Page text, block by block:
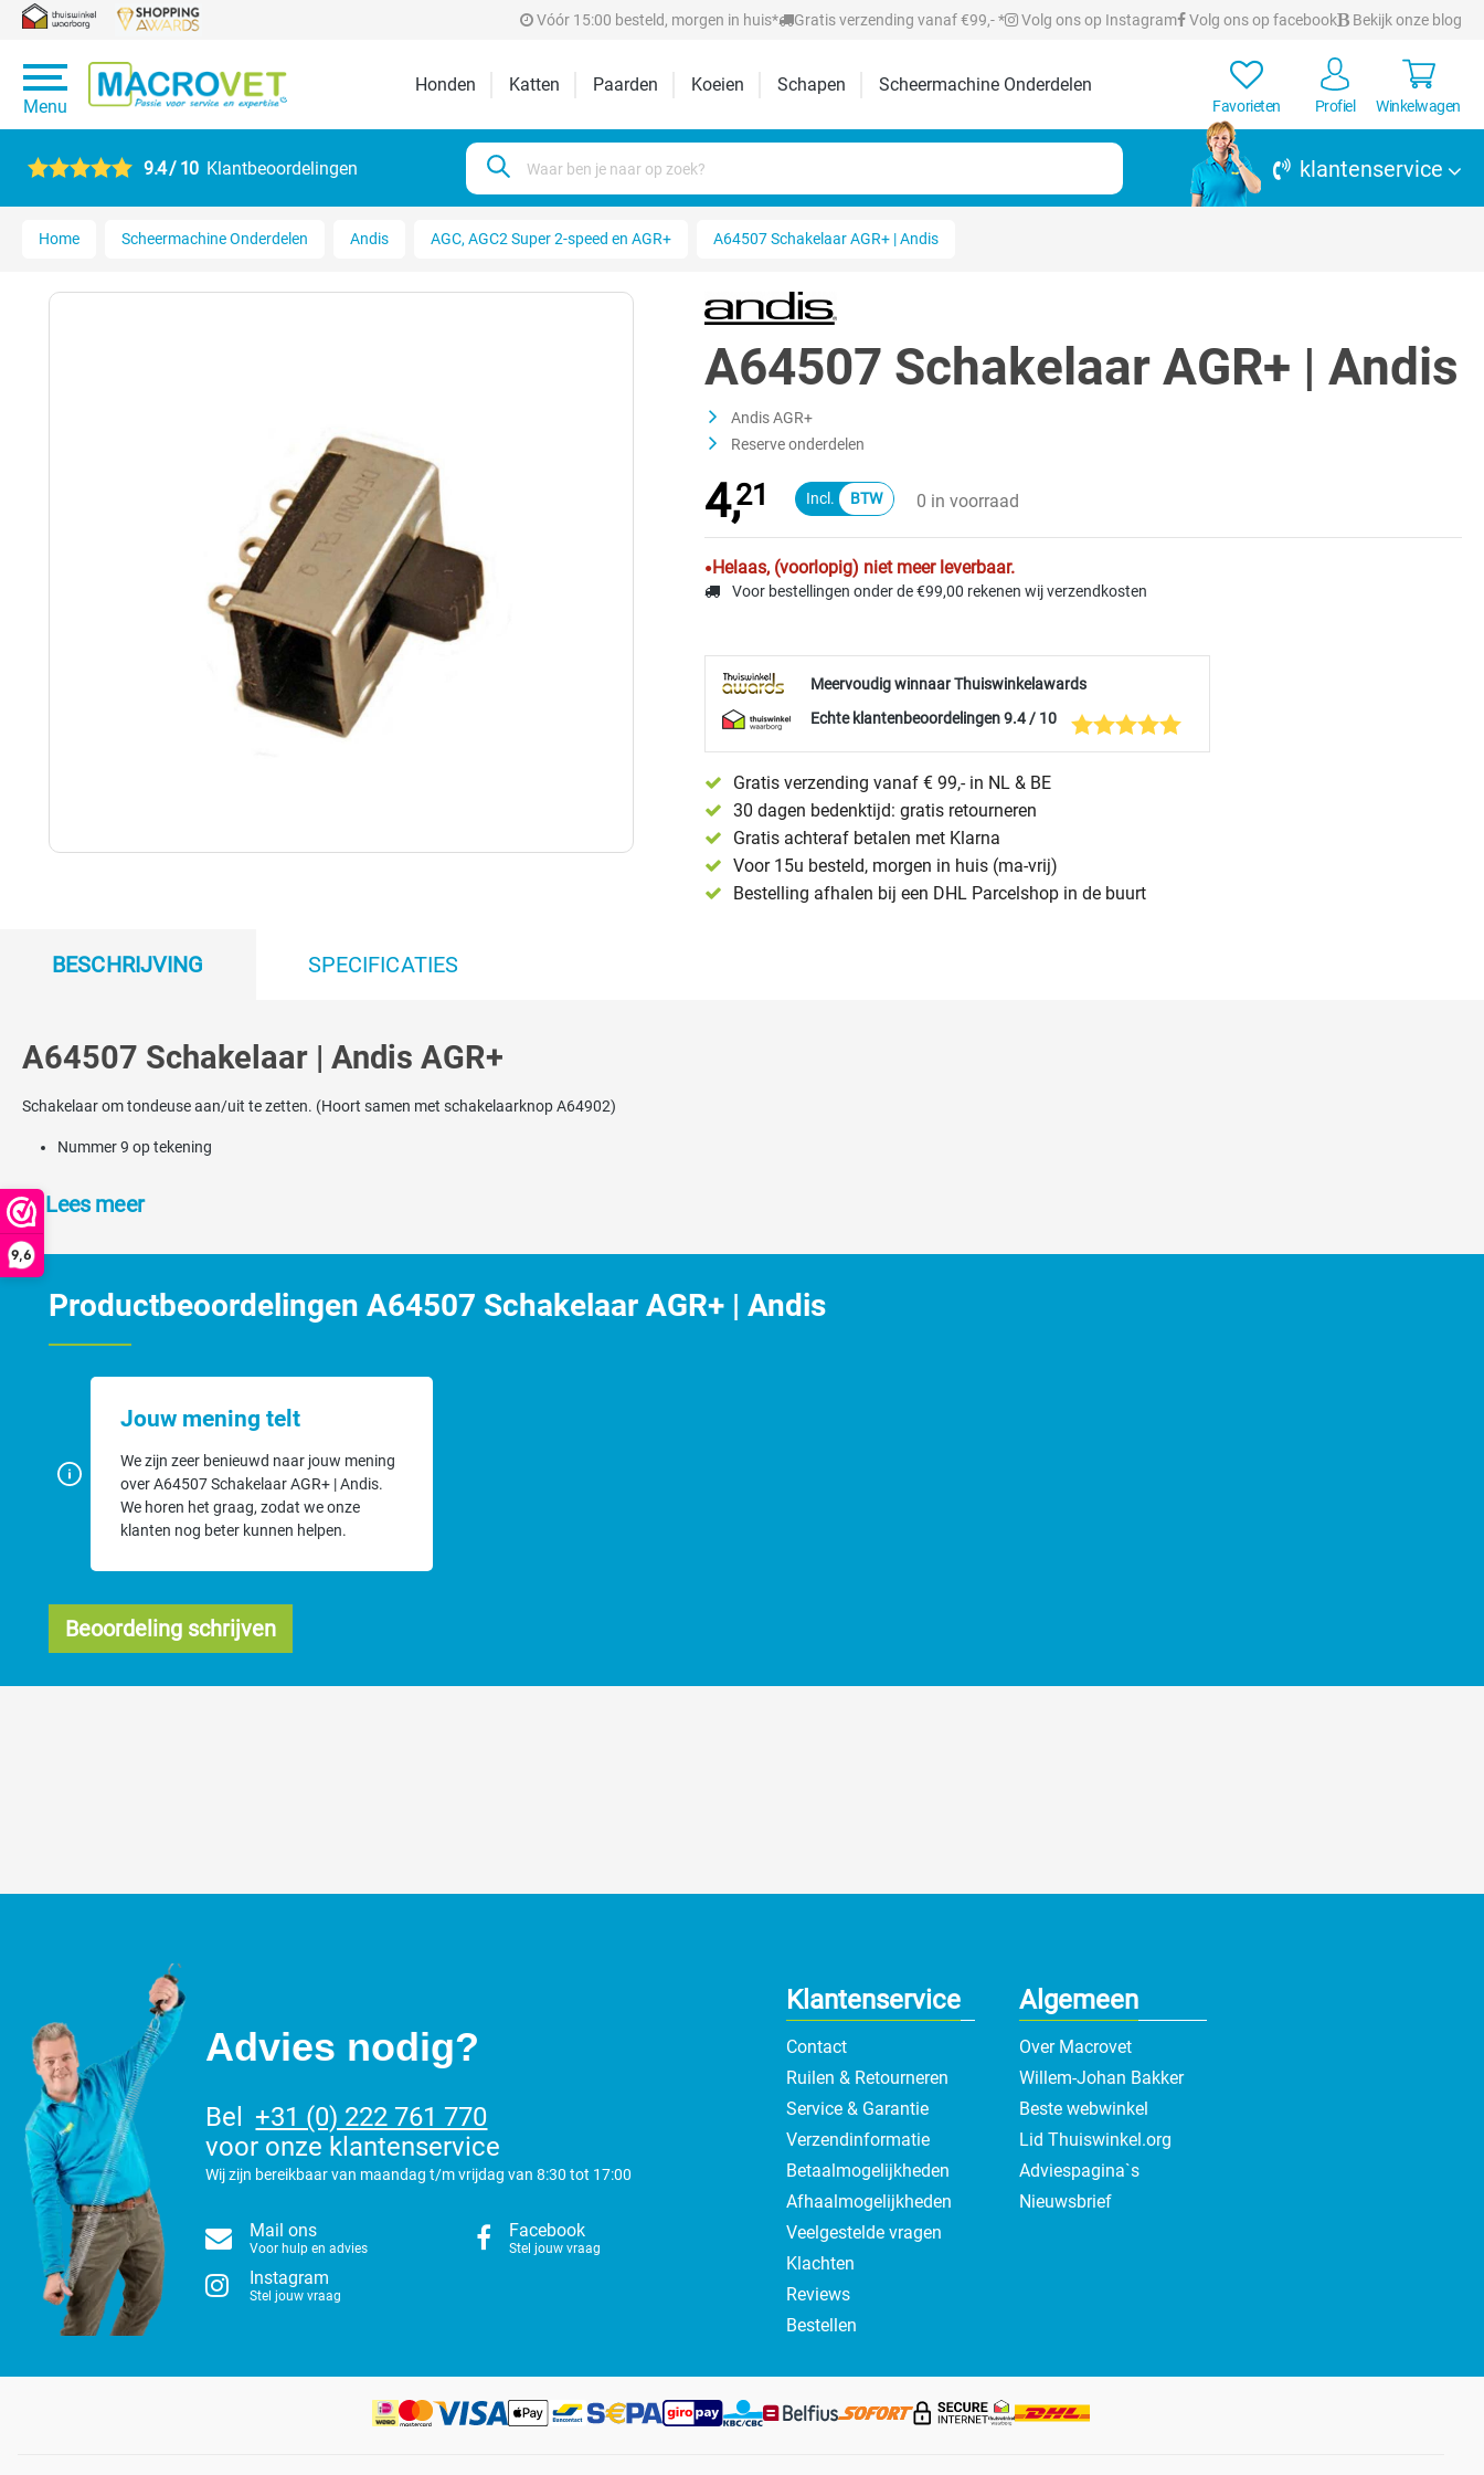
9,6
Vóór 15:00 besteld, morgen in huis* Gratis verzending vanaf €99,- * Volg ons op Instagram Volg ons op facebook Bekijk onze blog
Menu
Honden Katten Paarden Koeien Schapen Scheermachine Onderdelen
Favorieten Profiel Winkelwagen
9.4 / 10 Klantbeoordelingen klantenservice
Home Scheermachine Onderdelen Andis AGC, AGC2 Super 2-speed en AGR+ A64507 Schakelaar AGR+ | Andis
A64507 Schakelaar AGR+ | Andis
Andis AGR+
Reserve onderdelen
4,21 0 in voorraad
Helaas, (voorlopig) niet meer leverbaar.
Voor bestellingen onder de €99,00 rekenen wij verzendkosten
Meervoudig winnaar Thuiswinkelawards
Echte klantenbeoordelingen 9.4 / 10
Gratis verzending vanaf € 99,- in NL & BE
30 dagen bedenktijd: gratis retourneren
Gratis achteraf betalen met Klarna
Voor 15u besteld, morgen in huis (ma-vrij)
Bestelling afhalen bij een DHL Parcelshop in de buurt
BESCHRIJVING SPECIFICATIES
A64507 Schakelaar | Andis AGR+
Schakelaar om tondeuse aan/uit te zetten. (Hoort samen met schakelaarknop A64902)
Nummer 9 op tekening
Lees meer
Productbeoordelingen A64507 Schakelaar AGR+ | Andis
Jouw mening telt
We zijn zeer benieuwd naar jouw mening
over A64507 Schakelaar AGR+ | Andis.
We horen het graag, zodat we onze
klanten nog beter kunnen helpen.
Beoordeling schrijven
Klantenservice
Contact
Ruilen & Retourneren
Service & Garantie
Verzendinformatie
Betaalmogelijkheden
Afhaalmogelijkheden
Veelgestelde vragen
Klachten
Reviews
Bestellen
Algemeen
Over Macrovet
Willem-Johan Bakker
Beste webwinkel
Lid Thuiswinkel.org
Adviespagina`s
Nieuwsbrief
Advies nodig?
Bel
+31 (0) 222 761 770
voor onze klantenservice
Wij zijn bereikbaar van maandag t/m vrijdag van 8:30 tot 17:00
Mail ons
Voor hulp en advies
Facebook
Stel jouw vraag
Instagram
Stel jouw vraag